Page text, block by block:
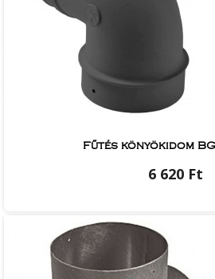
Fűtés könyökidom
6 620 Ft